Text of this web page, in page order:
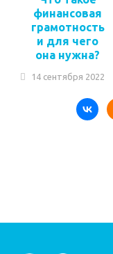
финансовая
грамотность
и для чего
она нужна?
14 сентября 2022